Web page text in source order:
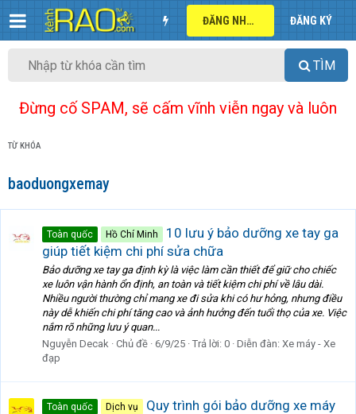
ĐĂNG NHẬP ĐĂNG KÝ
TÌM
Đừng cố SPAM, sẽ cấm vĩnh viễn ngay và luôn
TỪ KHÓA
baoduongxemay
Toàn quốc Hồ Chí Minh
10 lưu ý bảo dưỡng xe tay ga
giúp tiết kiệm chi phí sửa chữa
Bảo dưỡng xe tay ga định kỳ là việc làm cần thiết để giữ cho chiếc
xe luôn vận hành ổn định, an toàn và tiết kiệm chi phí về lâu dài.
Nhiều người thường chỉ mang xe đi sửa khi có hư hỏng, nhưng điều
này dễ khiến chi phí tăng cao và ảnh hưởng đến tuổi thọ của xe. Việc
nắm rõ những lưu ý quan...
Nguyễn Decak Chủ đề 6/9/25 Trả lời: 0 Diễn đàn: Xe máy - Xe
đạp
Toàn quốc Dịch vụ
Quy trình gói bảo dưỡng xe máy